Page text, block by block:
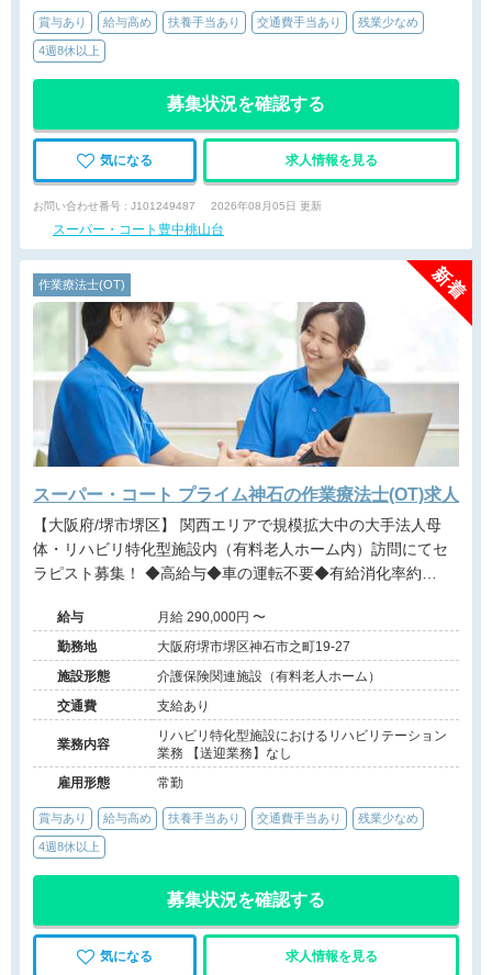
賞与あり 給与高め 扶養手当あり 交通費手当あり 残業少なめ
4週8休以上
募集状況を確認する
気になる 求人情報を見る
お問い合わせ番号 : J101249487 2026年08月05日 更新
スーパー・コート豊中桃山台
作業療法士(OT)
スーパー・コート プライム神石の作業療法士(OT)求人
【大阪府/堺市堺区】 関西エリアで規模拡大中の大手法人母
体・リハビリ特化型施設内（有料老人ホーム内）訪問にてセ
ラピスト募集！ ◆高給与◆車の運転不要◆有給消化率約
展開する大手法人◆事業拡大に伴う増員募集
給与
月給 290,000円 〜
勤務地
大阪府堺市堺区神石市之町19-27
施設形態
介護保険関連施設（有料老人ホーム）
交通費
支給あり
業務内容
リハビリ特化型施設におけるリハビリテーション
業務 【送迎業務】なし
雇用形態
常勤
賞与あり 給与高め 扶養手当あり 交通費手当あり 残業少なめ
4週8休以上
募集状況を確認する
気になる 求人情報を見る